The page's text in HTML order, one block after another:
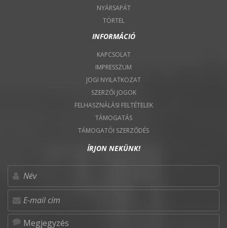
NYÁRSAPÁT
TÖRTEL
INFORMÁCIÓ
KAPCSOLAT
IMPRESSZUM
JOGI NYILATKOZAT
SZERZŐI JOGOK
FELHASZNÁLÁSI FELTÉTELEK
TÁMOGATÁS
TÁMOGATÓI SZERZŐDÉS
ÍRJON NEKÜNK!